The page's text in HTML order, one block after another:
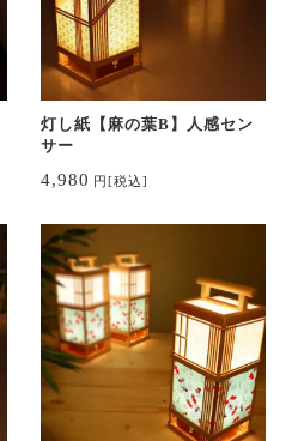
灯し紙【麻の葉B】人感セン
サー
4,980 円[税込]